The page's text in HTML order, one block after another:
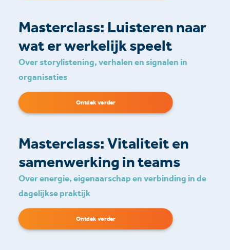
Masterclass: Luisteren naar
wat er werkelijk speelt
Over storylistening, verhalen en signalen in
organisaties
Ontdek verder
Masterclass: Vitaliteit en
samenwerking in teams
Over energie, eigenaarschap en verbinding in de
dagelijkse praktijk
Ontdek verder